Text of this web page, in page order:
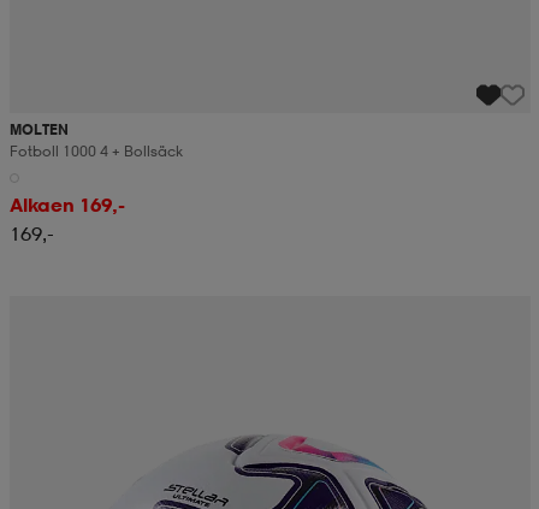
MOLTEN
Fotboll 1000 4 + Bollsäck
Alkaen 169,-
169,-